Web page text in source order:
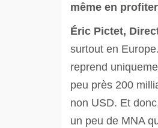
même en
Éric Pictet,
surtout en
reprend
peu près 200
non USD. Et
un peu de MNA